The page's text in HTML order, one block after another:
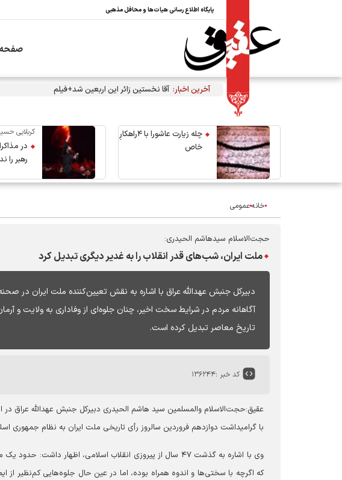
پایگاه اطلاع رسانی هیات‌ها و محافل مذهبی
آخرین اخبار: آقا نخستین زائر این اربعین شد+فیلم
چله زیارت عاشورا با ۴راهکارِ
خاص
کربلایی
در
رهبر را
خانهعمومی
حجت‌الاسلام سیدهاشم الحیدری:
ملت ایران، شب‌های قدر انقلاب را به غدیر دیگری تبدیل کرد
دبیرکل جنبش عهدالله عراق با اشاره به نقش تعیین‌کننده ملت ایران در
آگاهانه مردم در شرایط سخت اخیر، چنان جلوه‌ای از وفاداری به ولایت و
تاریخ معاصر تبدیل کرده است.
کد خبر :۱۳۶۲۴۴
عقیق:حجت‌الاسلام والمسلمین سید هاشم الحیدری دبیرکل جنبش عهدالله عراق
با گرامیداشت دوازدهم فروردین سالروز رأی تاریخی ملت ایران به نظام جمهوری
وی با اشاره به گذشت ۴۷ سال از پیروزی انقلاب اسلامی، اظهار
که اگرچه با سختی‌ها و اندوه همراه بوده، اما در عین حال جلوه‌هایی کم‌نظیر از